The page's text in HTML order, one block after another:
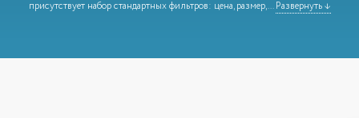
присутствует набор стандартных фильтров: цена, размер,...Развернуть ↓